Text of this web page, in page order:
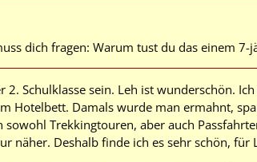
dich fragen: Warum tust du das einem 7-
2. Schulklasse sein. Leh ist wunderschön.
Hotelbett. Damals wurde man ermahnt,
sowohl Trekkingtouren, aber auch
näher. Deshalb finde ich es sehr schön, für